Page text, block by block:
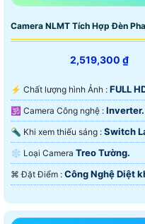
Camera NLMT Tích Hợp Đèn
2,519,300 ₫
️⚡ Chất lượng hình Ảnh : FULL
🕉️ Camera Công nghệ : Inverter.
🔦 Khi xem thiếu sáng : Switch
iAUTO-X.
❄ Loại Camera Treo Tường.
️⌘ Đặt Điểm : Công Nghệ Diệt